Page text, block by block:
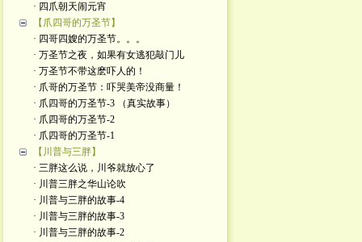
· 四爪朝天闹元宵
【爪四哥的万圣节】
· 四哥四嫂的万圣节。。。
· 万圣节之夜，如果有女逃犯敲门儿
· 万圣节不带这麽吓人的！
· 爪哥的万圣节：吓哭美帝没商量！
· 爪四哥的万圣节-3 （真实故事）
· 爪四哥的万圣节-2
· 爪四哥的万圣节-1
【川普与三胖】
· 三胖这么说，川爷就放心了
· 川普三胖之华山论吹
· 川普与三胖的故事-4
· 川普与三胖的故事-3
· 川普与三胖的故事-2